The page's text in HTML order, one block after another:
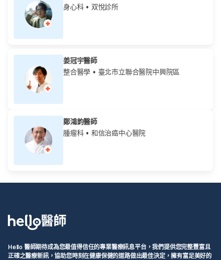
身心科• 双悅診所
姜冠宇醫師
整合醫學 • 臺北市立聯合醫院中興院區
鄭鴻鈞醫師
腫瘤科• 和信治癌中心醫院
Hello 醫師期待成為您最值得信任的專業醫療訊息平台，我們提供您完整豐富且
正確之醫療新訊，協助您時刻在健康保健的道路做出最佳決定，擁有富足美好的